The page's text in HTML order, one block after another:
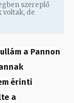
szereplő
de
a Pannon
érinti
a